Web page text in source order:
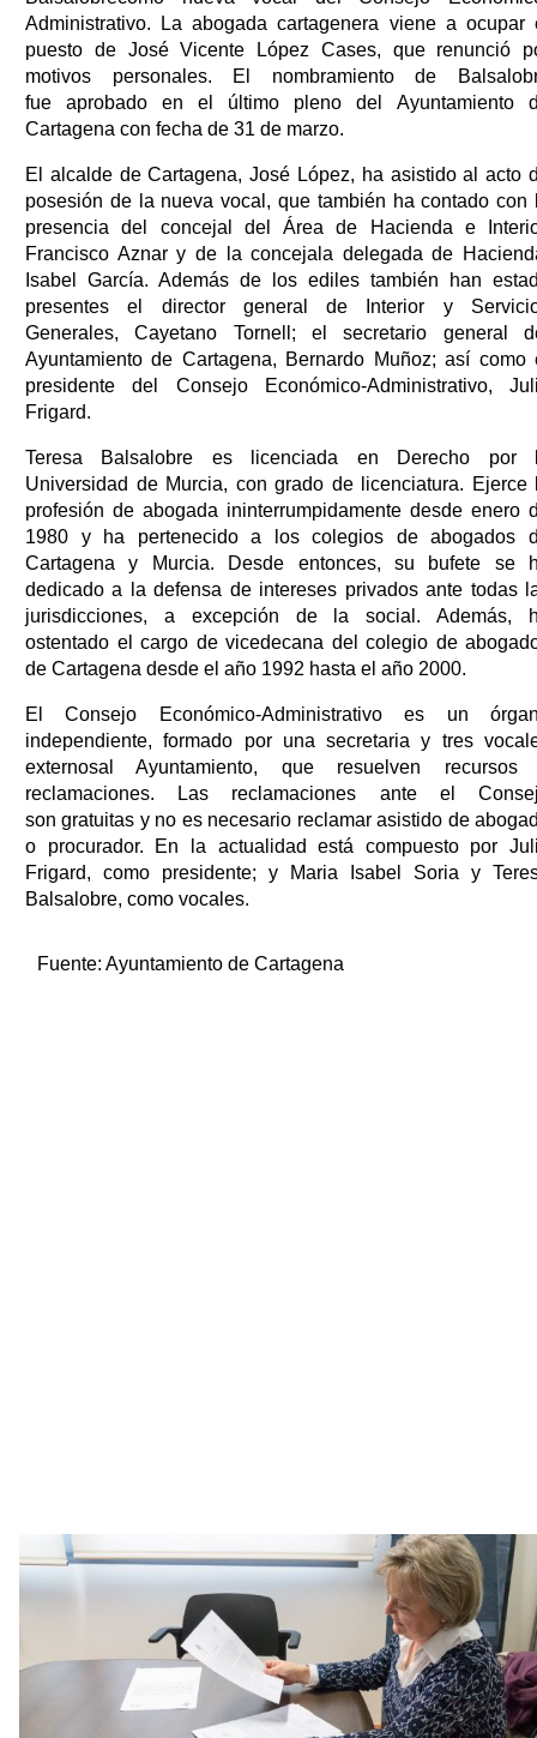
Administrativo. La abogada cartagenera viene a ocupar
puesto de José Vicente López Cases, que renunció
motivos personales. El nombramiento de
fue aprobado en el último pleno del Ayuntamiento
Cartagena con fecha de 31 de marzo.
El alcalde de Cartagena, José López, ha asistido al acto
posesión de la nueva vocal, que también ha contado con
presencia del concejal del Área de Hacienda e
Francisco Aznar y de la concejala delegada de
Isabel García. Además de los ediles también han
presentes el director general de Interior y
Generales, Cayetano Tornell; el secretario general
Ayuntamiento de Cartagena, Bernardo Muñoz; así como
presidente del Consejo Económico-Administrativo,
Frigard.
Teresa Balsalobre es licenciada en Derecho por
Universidad de Murcia, con grado de licenciatura. Ejerce
profesión de abogada ininterrumpidamente desde enero
1980 y ha pertenecido a los colegios de abogados
Cartagena y Murcia. Desde entonces, su bufete se
dedicado a la defensa de intereses privados ante todas
jurisdicciones, a excepción de la social. Además,
ostentado el cargo de vicedecana del colegio de
de Cartagena desde el año 1992 hasta el año 2000.
El Consejo Económico-Administrativo es un
independiente, formado por una secretaria y tres
externosal Ayuntamiento, que resuelven recursos
reclamaciones. Las reclamaciones ante el
son gratuitas y no es necesario reclamar asistido de
o procurador. En la actualidad está compuesto por
Frigard, como presidente; y Maria Isabel Soria y
Balsalobre, como vocales.
Fuente: Ayuntamiento de Cartagena